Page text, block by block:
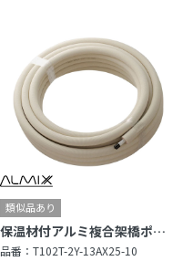
保温材付アルミ複合架橋ポリエチレン管（Type X）
品番：T102T-2Y-13AX25-10